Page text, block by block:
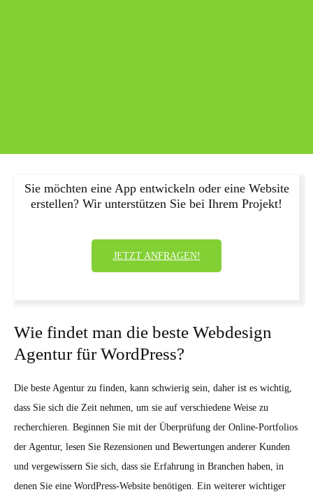
Sie möchten eine App entwickeln oder eine Website
erstellen? Wir unterstützen Sie bei Ihrem Projekt!
JETZT ANFRAGEN!
Wie findet man die beste Webdesign
Agentur für WordPress?
Die beste Agentur zu finden, kann schwierig sein, daher ist es wichtig,
dass Sie sich die Zeit nehmen, um sie auf verschiedene Weise zu
recherchieren. Beginnen Sie mit der Überprüfung der Online-Portfolios
der Agentur, lesen Sie Rezensionen und Bewertungen anderer Kunden
und vergewissern Sie sich, dass sie Erfahrung in Branchen haben, in
denen Sie eine WordPress-Website benötigen. Ein weiterer wichtiger